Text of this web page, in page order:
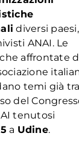
diversi
ANAI. Le
affrontate
temi già
del
tenutosi
a Udine.